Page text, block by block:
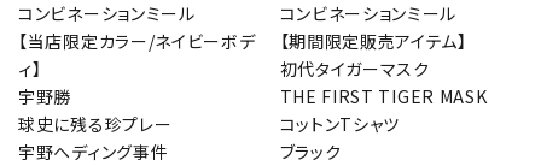
コンビネーションミール
【当店限定カラー/ネイビーボデ
ィ】
宇野勝
球史に残る珍プレー
宇野ヘディング事件
コンビネーションミール
【期間限定販売アイテム】
初代タイガーマスク
THE FIRST TIGER MASK
コットンTシャツ
ブラック